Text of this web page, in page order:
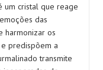
um cristal que reage
das
harmonizar os
predispõem a
transmite